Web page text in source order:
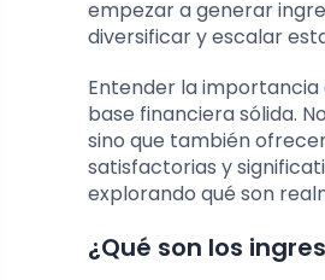
empezar a generar
diversificar y escalar
Entender la importancia
base financiera sólida.
sino que también
satisfactorias y
explorando qué son
¿Qué son los